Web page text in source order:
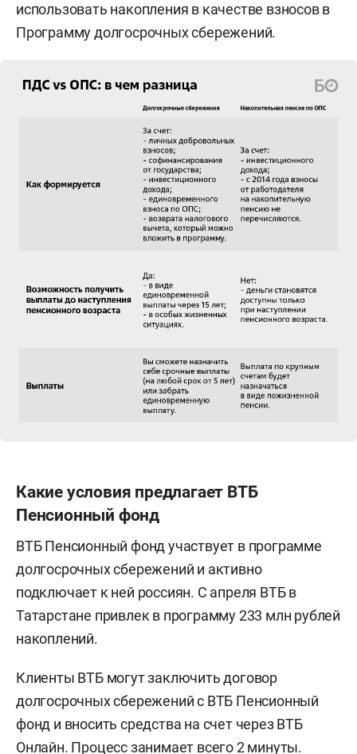
использовать накопления в качестве взносов в
Программу долгосрочных сбережений.
Какие условия предлагает ВТБ
Пенсионный фонд
ВТБ Пенсионный фонд участвует в программе
долгосрочных сбережений и активно
подключает к ней россиян. С апреля ВТБ в
Татарстане привлек в программу 233 млн рублей
накоплений.
Клиенты ВТБ могут заключить договор
долгосрочных сбережений с ВТБ Пенсионный
фонд и вносить средства на счет через ВТБ
Онлайн. Процесс занимает всего 2 минуты.